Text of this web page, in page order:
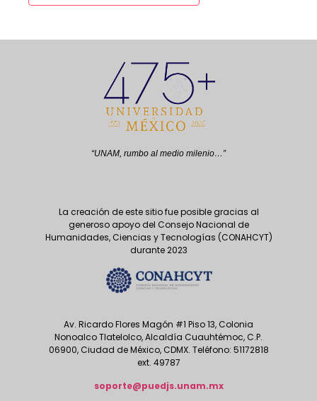
desarrollando algoritmos para la adquisición y representación
distintas tecnologías de software libre y software comercial,
disminuyendo la cantidad de procesos que permitieran tomar
decisiones en tiempo real, de los eventos mundiales
relacionados a hechos sociales y de mercado. Actualmente está
dedicado al desarrollo de un laboratorio de datos que estudie
mecanismos de manipulación y generación de información
“UNAM, rumbo al medio milenio…”
La creación de este sitio fue posible gracias al
generoso apoyo del Consejo Nacional de
Humanidades, Ciencias y Tecnologías (CONAHCYT)
durante 2023
Av. Ricardo Flores Magón #1 Piso 13, Colonia
Nonoalco Tlatelolco, Alcaldía Cuauhtémoc, C.P.
06900, Ciudad de México, CDMX. Teléfono: 51172818
ext. 49787
soporte@puedjs.unam.mx